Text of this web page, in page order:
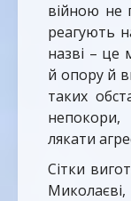
війною не
реагують
назві – це
й опору й
таких
лякати
Сітки